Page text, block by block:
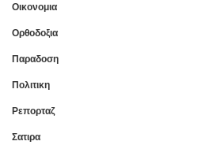
Οικονομια
Ορθοδοξια
Παραδοση
Πολιτικη
Ρεπορταζ
Σατιρα